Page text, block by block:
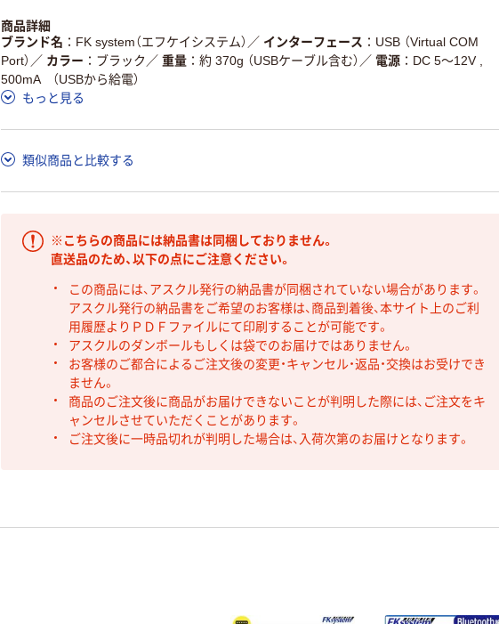
商品詳細
ブランド名
FK system（エフケイシステム） ／ インターフェース
USB （Virtual COM
Port） ／ カラー ブラック ／ 重量 約 370g （USBケーブル含む） ／ 電源
DC 5～12V ,
500mA （USBから給電）
もっと見る
類似商品と比較する
※こちらの商品には納品書は同梱しておりません。
直送品のため、以下の点にご注意ください。
この商品には、アスクル発行の納品書が同梱されていない場合があります。
アスクル発行の納品書をご希望のお客様は、商品到着後、本サイト上のご利
用履歴よりＰＤＦファイルにて印刷することが可能です。
アスクルのダンボールもしくは袋でのお届けではありません。
お客様のご都合によるご注文後の変更・キャンセル・返品・交換はお受けでき
ません。
商品のご注文後に商品がお届けできないことが判明した際には、ご注文をキ
ャンセルさせていただくことがあります。
ご注文後に一時品切れが判明した場合は、入荷次第のお届けとなります。